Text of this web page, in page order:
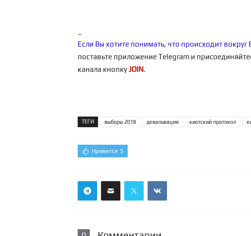
Если Вы хотите понимать, что происходит
поставьте приложение Telegram и
канала кнопкуJOIN.
ТЕГИ выборы 2018 девальвация киотский протокол
Нравится 5